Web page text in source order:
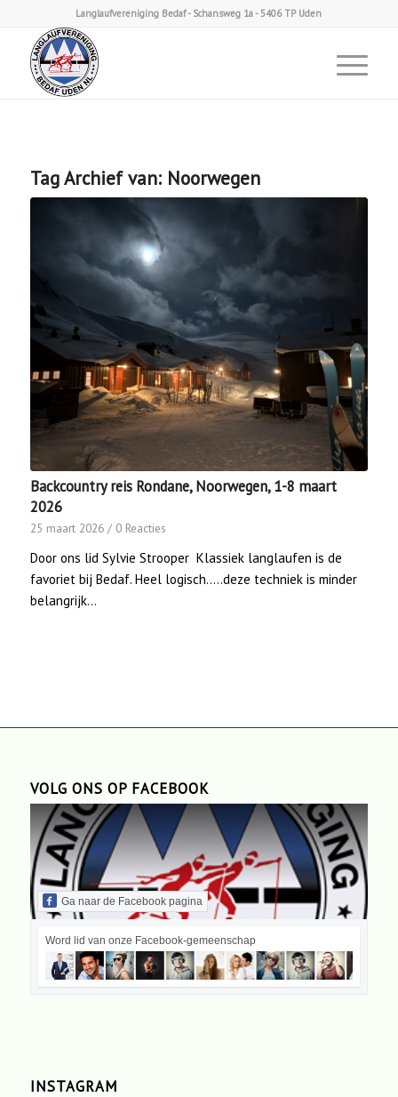
Langlaufvereniging Bedaf - Schansweg 1a - 5406 TP Uden
Tag Archief van: Noorwegen
Backcountry reis Rondane, Noorwegen, 1-8 maart
2026
25 maart 2026 / 0 Reacties
Door ons lid Sylvie Strooper Klassiek langlaufen is de
favoriet bij Bedaf. Heel logisch.....deze techniek is minder
belangrijk…
VOLG ONS OP FACEBOOK
Ga naar de Facebook pagina
Word lid van onze Facebook-gemeenschap
INSTAGRAM